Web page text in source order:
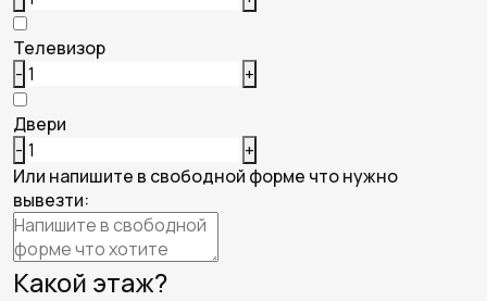
Телевизор
-
+
Двери
-
+
Или напишите в свободной форме что нужно
вывезти:
Какой этаж?